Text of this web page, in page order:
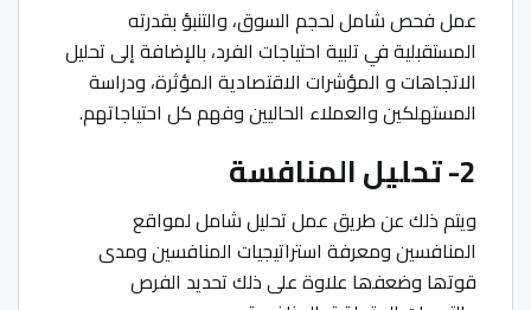
عمل فحص شامل لحجم السوق، والتنبؤ بقدرته
المستقبلية في تلبية احتياجات الفرد، بالإضافة إلى تحليل
الاتجاھات و المؤشرات الاقتصادية المؤثرة، ودراسة
المستهلكين والعملاء الحاليين وفهم كل احتياجاتهم.
2- تحلیل المنافسة
ويتم ذلك عن طريق عمل تحليل شامل لمواقع
المنافسين ومعرفة استراتیجیات المنافسين ومدى
قوتھا وضعفھا علاوة على ذلك تحديد الفرص